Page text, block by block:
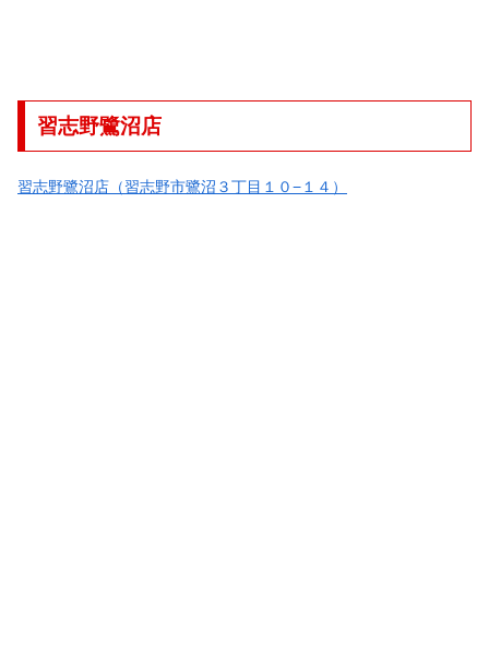
習志野鷺沼店
習志野鷺沼店（習志野市鷺沼３丁目１０−１４）